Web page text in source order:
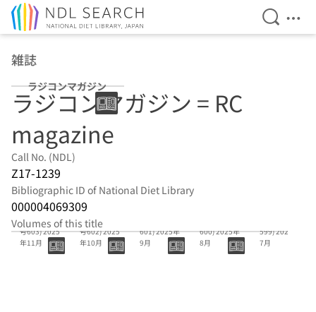
Open
雑誌
ラジコンマガジン
ラジコンマガジン = RC
magazine
Call No. (NDL)
Z17-1239
Bibliographic ID of National Diet Library
000004069309
Volumes of this title
48巻11号(通
号603) 2025
年11月
48巻10号(通
号602) 2025
年10月
601) 2025年
9月
600) 2025年
8月
599) 2025年
7月